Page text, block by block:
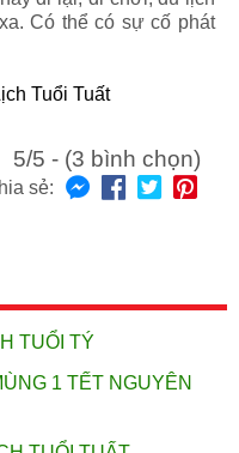
Có thể có sự cố phát
Tuổi Tuất
5/5 - (3 bình chọn)
sẻ:
TUỔI TÝ
1 TẾT NGUYÊN